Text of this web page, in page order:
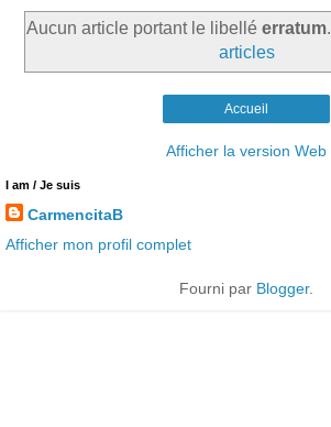
Aucun article portant le libellé erratum.
articles
Accueil
Afficher la version Web
I am / Je suis
CarmencitaB
Afficher mon profil complet
Fourni par Blogger.